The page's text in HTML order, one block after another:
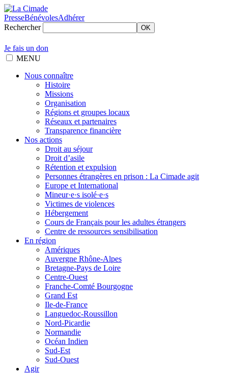
PresseBénévolesAdhérer
Rechercher
OK
Je fais un don
MENU
Nous connaître
Histoire
Missions
Organisation
Régions et groupes locaux
Réseaux et partenaires
Transparence financière
Nos actions
Droit au séjour
Droit d’asile
Rétention et expulsion
Personnes étrangères en prison : La Cimade agit
Europe et International
Mineur·e·s isolé·e·s
Victimes de violences
Hébergement
Cours de Français pour les adultes étrangers
Centre de ressources sensibilisation
En région
Amériques
Auvergne Rhône-Alpes
Bretagne-Pays de Loire
Centre-Ouest
Franche-Comté Bourgogne
Grand Est
Ile-de-France
Languedoc-Roussillon
Nord-Picardie
Normandie
Océan Indien
Sud-Est
Sud-Ouest
Agir